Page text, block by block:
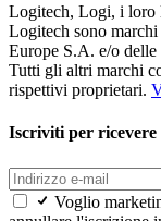
Logitech, Logi, i loro
Logitech sono
Europe S.A. e/o
Tutti gli altri marchi
rispettivi proprietari.
Iscriviti per ricevere
Voglio